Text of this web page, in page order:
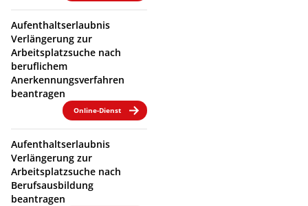
Aufenthaltserlaubnis
Verlängerung zur
Arbeitsplatzsuche nach
beruflichem
Anerkennungsverfahren
beantragen
Online-Dienst
Aufenthaltserlaubnis
Verlängerung zur
Arbeitsplatzsuche nach
Berufsausbildung
beantragen